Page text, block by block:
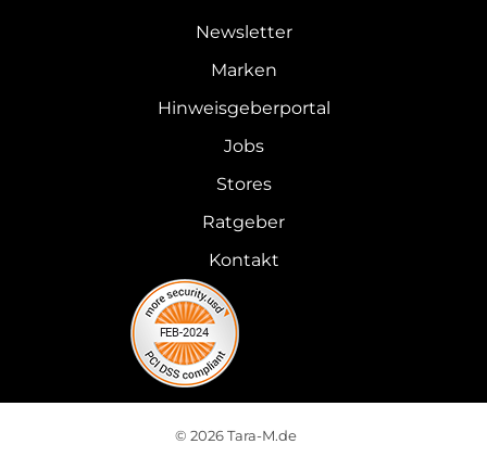
Newsletter
Marken
Hinweisgeberportal
Jobs
Stores
Ratgeber
Kontakt
© 2026 Tara-M.de